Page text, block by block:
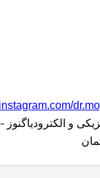
و الکترودیاگنوز